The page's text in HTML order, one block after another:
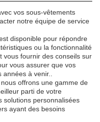
vos sous-vêtements
notre équipe de service
disponible pour répondre
ou la fonctionnalité
vous fournir des conseils sur
vous assurer que vos
à venir..
offrons une gamme de
parti de votre
solutions personnalisées
ayant des besoins